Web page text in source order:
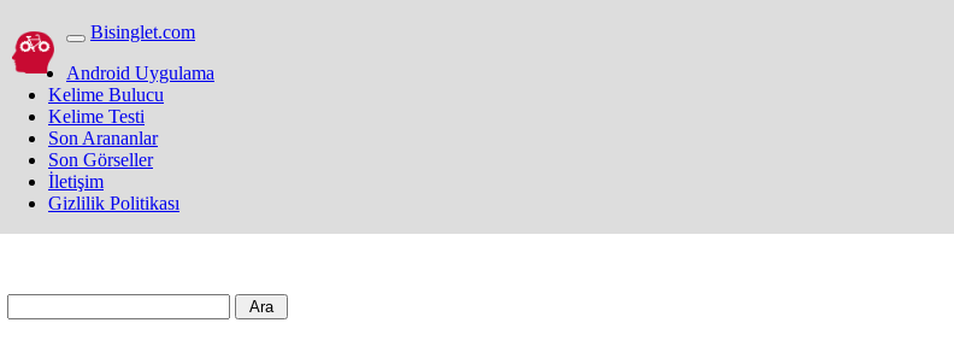
Bisinglet.com
Android Uygulama
Kelime Bulucu
Kelime Testi
Son Arananlar
Son Görseller
İletişim
Gizlilik Politikası